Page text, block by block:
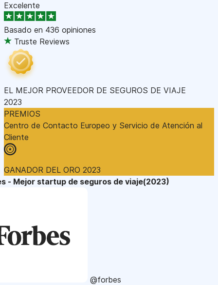
Excelente
Basado en 436 opiniones
Truste Reviews
EL MEJOR PROVEEDOR DE SEGUROS DE VIAJE
2023
PREMIOS
Centro de Contacto Europeo y Servicio de Atención al
Cliente
GANADOR DEL ORO 2023
- Mejor startup de seguros de viaje(2023)
@forbes